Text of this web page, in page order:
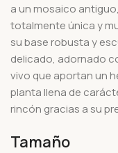
a un mosaico
totalmente única y
su base robusta y
delicado, adornado
vivo que aportan un
planta llena de
rincón gracias a su
Tamaño